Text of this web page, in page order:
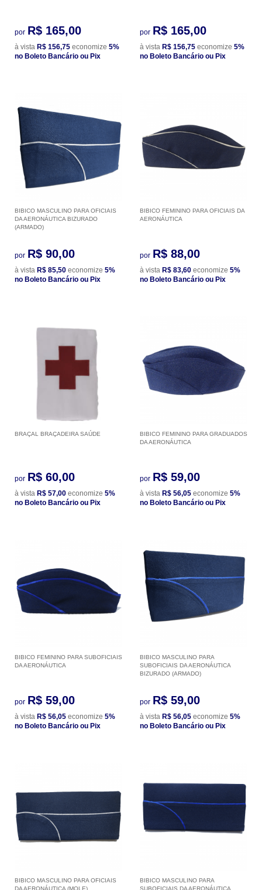
por R$ 165,00
à vista R$ 156,75 economize 5%
no Boleto Bancário ou Pix
por R$ 165,00
à vista R$ 156,75 economize 5%
no Boleto Bancário ou Pix
BIBICO MASCULINO PARA OFICIAIS
DA AERONÁUTICA BIZURADO
(ARMADO)
por R$ 90,00
à vista R$ 85,50 economize 5%
no Boleto Bancário ou Pix
BIBICO FEMININO PARA OFICIAIS DA
AERONÁUTICA
por R$ 88,00
à vista R$ 83,60 economize 5%
no Boleto Bancário ou Pix
BRAÇAL BRAÇADEIRA SAÚDE
por R$ 60,00
à vista R$ 57,00 economize 5%
no Boleto Bancário ou Pix
BIBICO FEMININO PARA GRADUADOS
DA AERONÁUTICA
por R$ 59,00
à vista R$ 56,05 economize 5%
no Boleto Bancário ou Pix
BIBICO FEMININO PARA SUBOFICIAIS
DA AERONÁUTICA
por R$ 59,00
à vista R$ 56,05 economize 5%
no Boleto Bancário ou Pix
BIBICO MASCULINO PARA
SUBOFICIAIS DA AERONÁUTICA
BIZURADO (ARMADO)
por R$ 59,00
à vista R$ 56,05 economize 5%
no Boleto Bancário ou Pix
BIBICO MASCULINO PARA OFICIAIS
DA AERONÁUTICA (MOLE)
BIBICO MASCULINO PARA
SUBOFICIAIS DA AERONÁUTICA